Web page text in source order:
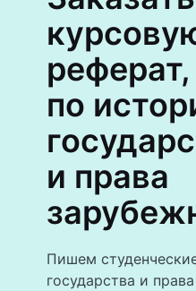
по
и права
Пишем
государства и